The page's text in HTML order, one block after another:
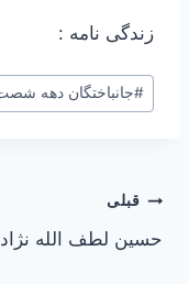
زندگی نامه :
برچسب‌های
نوشته:
#جانباختگان دهه
راهبری
نوشته
قبلی
حسین لطف الله